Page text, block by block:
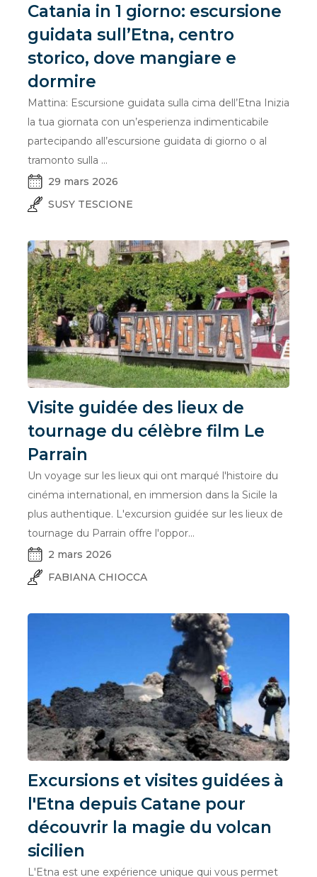
Catania in 1 giorno: escursione
guidata sull’Etna, centro
storico, dove mangiare e
dormire
Mattina: Escursione guidata sulla cima dell’Etna Inizia
la tua giornata con un’esperienza indimenticabile
partecipando all’escursione guidata di giorno o al
tramonto sulla ...
29 mars 2026
SUSY TESCIONE
Visite guidée des lieux de
tournage du célèbre film Le
Parrain
Un voyage sur les lieux qui ont marqué l'histoire du
cinéma international, en immersion dans la Sicile la
plus authentique. L'excursion guidée sur les lieux de
tournage du Parrain offre l'oppor...
2 mars 2026
FABIANA CHIOCCA
Excursions et visites guidées à
l'Etna depuis Catane pour
découvrir la magie du volcan
sicilien
L'Etna est une expérience unique qui vous permet